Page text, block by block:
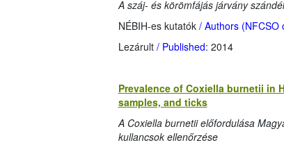
A száj- és körömfájás járvány
NÉBIH-es kutatók/ Authors (NFCSO
Lezárult / Published: 2014
Prevalence of Coxiella burnetii in
samples, and ticks
A Coxiella burnetii előfordulása
kullancsok ellenőrzése